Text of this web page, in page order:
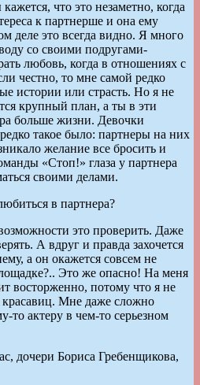
что это незаметно, когда
к партнерше и она ему
деле это всегда видно. Я много
со своими подругами-
любовь, когда в отношениях с
честно, то мне самой редко
истории или страсть. Но я не
крупный план, а ты в эти
больше жизни. Девочки
такое было: партнеры на них
желание все бросить и
«Стоп!» глаза у партнера
своими делами.
в партнера?
это проверить. Даже
А вдруг и правда захочется
а он окажется совсем не
Это же опасно! На меня
восторженно, потому что я не
Мне даже сложно
то актеру в чем-то серьезном
дочери Бориса Гребенщикова,